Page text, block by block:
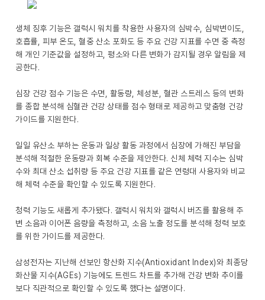
생체 징후 기능은 갤럭시 워치를 착용한 사용자의 심박수, 심박변이도,
호흡률, 피부 온도, 혈중 산소 포화도 등 주요 건강 지표를 수면 중 측정
해 개인 기준값을 설정하고, 평소와 다른 변화가 감지될 경우 알림을 제
공한다.
심장 건강 점수 기능은 수면, 활동량, 체성분, 혈관 스트레스 등의 변화
를 종합 분석해 심혈관 건강 상태를 점수 형태로 제공하고 맞춤형 건강
가이드를 지원한다.
일일 유산소 부하는 운동과 일상 활동 과정에서 심장에 가해진 부담을
분석해 적절한 운동량과 회복 수준을 제안한다. 신체 체력 지수는 심박
수와 최대 산소 섭취량 등 주요 건강 지표를 같은 연령대 사용자와 비교
해 체력 수준을 확인할 수 있도록 지원한다.
청력 기능도 새롭게 추가됐다. 갤럭시 워치와 갤럭시 버즈를 활용해 주
변 소음과 이어폰 음량을 측정하고, 소음 노출 정도를 분석해 청력 보호
를 위한 가이드를 제공한다.
삼성전자는 지난해 선보인 항산화 지수(Antioxidant Index)와 최종당
화산물 지수(AGEs) 기능에도 트렌드 차트를 추가해 건강 변화 추이를
보다 직관적으로 확인할 수 있도록 했다는 설명이다.